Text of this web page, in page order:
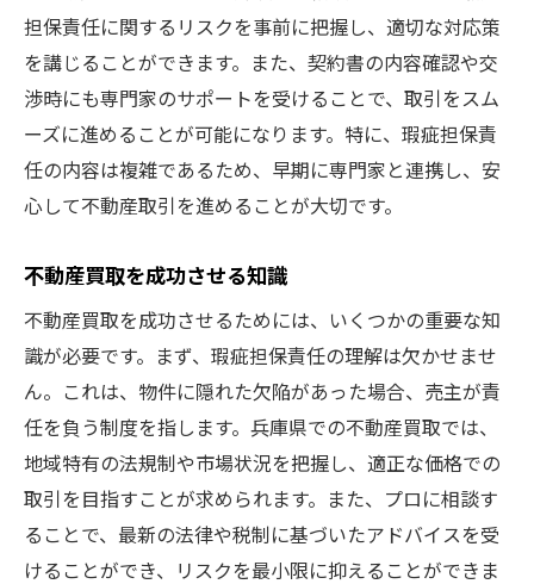
担保責任に関するリスクを事前に把握し、適切な対応策
を講じることができます。また、契約書の内容確認や交
渉時にも専門家のサポートを受けることで、取引をスム
ーズに進めることが可能になります。特に、瑕疵担保責
任の内容は複雑であるため、早期に専門家と連携し、安
心して不動産取引を進めることが大切です。
不動産買取を成功させる知識
不動産買取を成功させるためには、いくつかの重要な知
識が必要です。まず、瑕疵担保責任の理解は欠かせませ
ん。これは、物件に隠れた欠陥があった場合、売主が責
任を負う制度を指します。兵庫県での不動産買取では、
地域特有の法規制や市場状況を把握し、適正な価格での
取引を目指すことが求められます。また、プロに相談す
ることで、最新の法律や税制に基づいたアドバイスを受
けることができ、リスクを最小限に抑えることができま